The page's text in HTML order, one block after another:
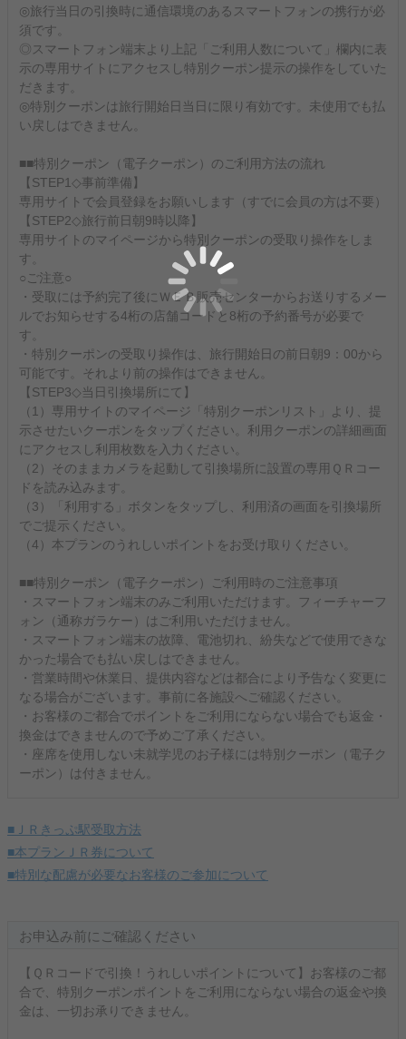
◎旅行当日の引換時に通信環境のあるスマートフォンの携行が必
須です。
◎スマートフォン端末より上記「ご利用人数について」欄内に表
示の専用サイトにアクセスし特別クーポン提示の操作をしていた
だきます。
◎特別クーポンは旅行開始日当日に限り有効です。未使用でも払
い戻しはできません。
■■特別クーポン（電子クーポン）のご利用方法の流れ
【STEP1◇事前準備】
専用サイトで会員登録をお願いします（すでに会員の方は不要）
【STEP2◇旅行前日朝9時以降】
専用サイトのマイページから特別クーポンの受取り操作をしま
す。
○ご注意○
・受取には予約完了後にＷＥＢ販売センターからお送りするメー
ルでお知らせする4桁の店舗コードと8桁の予約番号が必要で
す。
・特別クーポンの受取り操作は、旅行開始日の前日朝9：00から
可能です。それより前の操作はできません。
【STEP3◇当日引換場所にて】
（1）専用サイトのマイページ「特別クーポンリスト」より、提
示させたいクーポンをタップください。利用クーポンの詳細画面
にアクセスし利用枚数を入力ください。
（2）そのままカメラを起動して引換場所に設置の専用ＱＲコー
ドを読み込みます。
（3）「利用する」ボタンをタップし、利用済の画面を引換場所
でご提示ください。
（4）本プランのうれしいポイントをお受け取りください。
■■特別クーポン（電子クーポン）ご利用時のご注意事項
・スマートフォン端末のみご利用いただけます。フィーチャーフ
ォン（通称ガラケー）はご利用いただけません。
・スマートフォン端末の故障、電池切れ、紛失などで使用できな
かった場合でも払い戻しはできません。
・営業時間や休業日、提供内容などは都合により予告なく変更に
なる場合がございます。事前に各施設へご確認ください。
・お客様のご都合でポイントをご利用にならない場合でも返金・
換金はできませんので予めご了承ください。
・座席を使用しない未就学児のお子様には特別クーポン（電子ク
ーポン）は付きません。
■ＪＲきっぷ駅受取方法
■本プランＪＲ券について
■特別な配慮が必要なお客様のご参加について
お申込み前にご確認ください
【ＱＲコードで引換！うれしいポイントについて】お客様のご都
合で、特別クーポンポイントをご利用にならない場合の返金や換
金は、一切お承りできません。